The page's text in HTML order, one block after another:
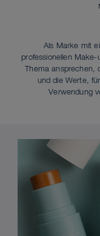
Als Marke mit
professionellen
Thema ansprechen,
und die Werte,
Verwendung